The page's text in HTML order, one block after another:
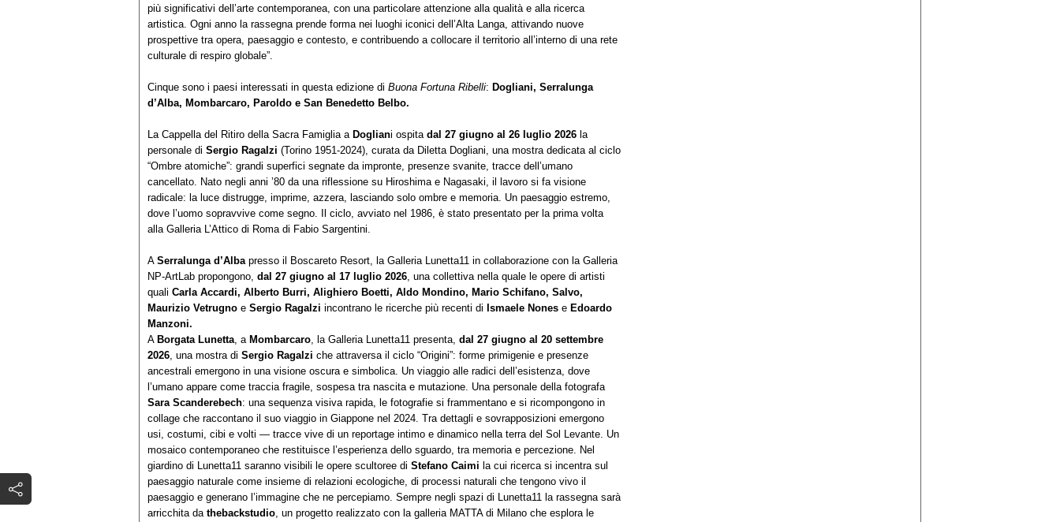
più significativi dell’arte contemporanea, con una particolare attenzione alla qualità e alla ricerca
artistica. Ogni anno la rassegna prende forma nei luoghi iconici dell’Alta Langa, attivando nuove
prospettive tra opera, paesaggio e contesto, e contribuendo a collocare il territorio all’interno di una rete
culturale di respiro globale”.
Cinque sono i paesi interessati in questa edizione di Buona Fortuna Ribelli: Dogliani, Serralunga
d’Alba, Mombarcaro, Paroldo e San Benedetto Belbo.
La Cappella del Ritiro della Sacra Famiglia a Dogliani ospita dal 27 giugno al 26 luglio 2026 la
personale di Sergio Ragalzi (Torino 1951-2024), curata da Diletta Dogliani, una mostra dedicata al ciclo
“Ombre atomiche”: grandi superfici segnate da impronte, presenze svanite, tracce dell’umano
cancellato. Nato negli anni ’80 da una riflessione su Hiroshima e Nagasaki, il lavoro si fa visione
radicale: la luce distrugge, imprime, azzera, lasciando solo ombre e memoria. Un paesaggio estremo,
dove l’uomo sopravvive come segno. Il ciclo, avviato nel 1986, è stato presentato per la prima volta
alla Galleria L’Attico di Roma di Fabio Sargentini.
A Serralunga d’Albapresso il Boscareto Resort, la Galleria Lunetta11 in collaborazione con la Galleria
NP-ArtLab propongono, dal 27 giugno al 17 luglio 2026, una collettiva nella quale le opere di artisti
quali Carla Accardi, Alberto Burri, Alighiero Boetti, Aldo Mondino, Mario Schifano, Salvo,
Maurizio Vetrugno e Sergio Ragalzi incontrano le ricerche più recenti di Ismaele Nones e Edoardo
Manzoni.
A Borgata Lunetta, a Mombarcaro, la Galleria Lunetta11 presenta, dal 27 giugno al 20 settembre
2026, una mostra di Sergio Ragalzi che attraversa il ciclo “Origini”: forme primigenie e presenze
ancestrali emergono in una visione oscura e simbolica. Un viaggio alle radici dell’esistenza, dove
l’umano appare come traccia fragile, sospesa tra nascita e mutazione. Una personale della fotografa
Sara Scanderebech: una sequenza visiva rapida, le fotografie si frammentano e si ricompongono in
collage che raccontano il suo viaggio in Giappone nel 2024. Tra dettagli e sovrapposizioni emergono
usi, costumi, cibi e volti — tracce vive di un reportage intimo e dinamico nella terra del Sol Levante. Un
mosaico contemporaneo che restituisce l’esperienza dello sguardo, tra memoria e percezione. Nel
giardino di Lunetta11 saranno visibili le opere scultoree di Stefano Caimi la cui ricerca si incentra sul
paesaggio naturale come insieme di relazioni ecologiche, di processi naturali che tengono vivo il
paesaggio e generano l’immagine che ne percepiamo. Sempre negli spazi di Lunetta11 la rassegna sarà
arricchita da thebackstudio, un progetto realizzato con la galleria MATTA di Milano che esplora le